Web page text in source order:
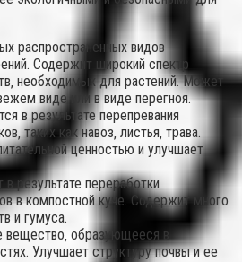
распространенных видов
Содержит широкий спектр
необходимых для растений. Может
виде или в виде перегноя.
в результате перепревания
таких как навоз‚ листья‚ трава.
ценностью и улучшает
результате переработки
в компостной куче. Содержит много
и гумуса.
вещество‚ образующееся в
Улучшает структуру почвы и ее